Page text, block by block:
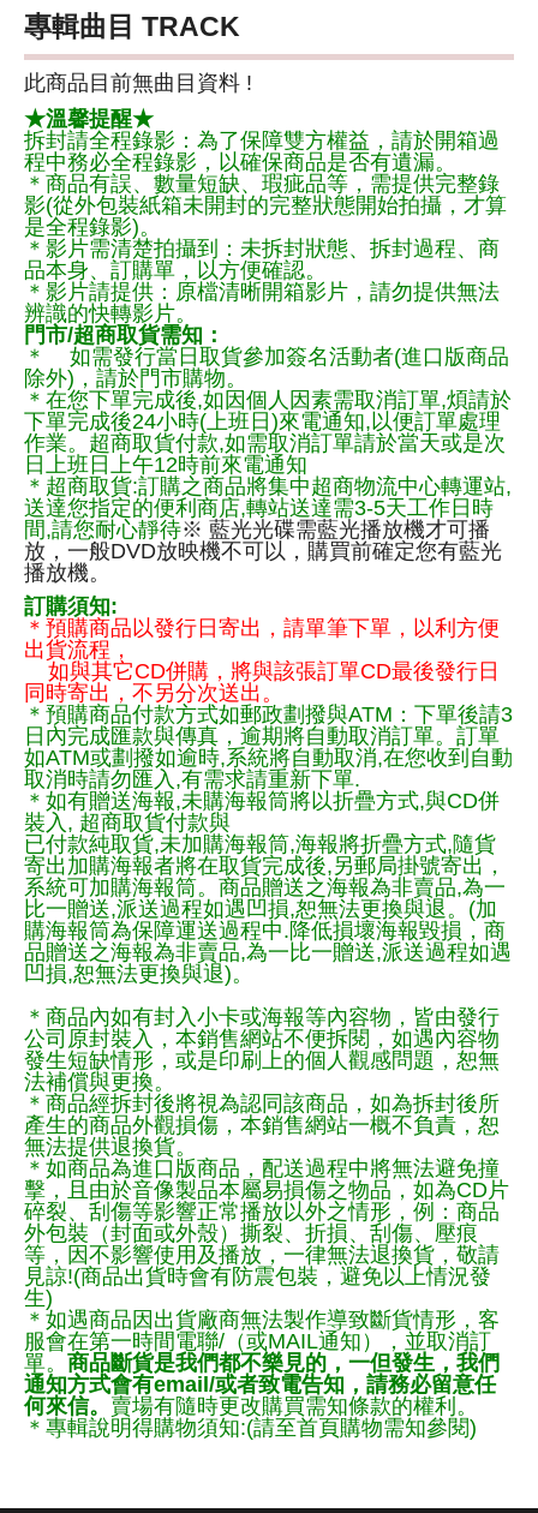
專輯曲目 TRACK
此商品目前無曲目資料 !
★溫馨提醒★
拆封請全程錄影：為了保障雙方權益，請於開箱過
程中務必全程錄影，以確保商品是否有遺漏。
＊商品有誤、數量短缺、瑕疵品等，需提供完整錄
影(從外包裝紙箱未開封的完整狀態開始拍攝，才算
是全程錄影)。
＊影片需清楚拍攝到：未拆封狀態、拆封過程、商
品本身、訂購單，以方便確認。
＊影片請提供：原檔清晰開箱影片，請勿提供無法
辨識的快轉影片。
門市/超商取貨需知：
＊ 如需發行當日取貨參加簽名活動者(進口版商品
除外)，請於門市購物。
＊在您下單完成後,如因個人因素需取消訂單,煩請於
下單完成後24小時(上班日)來電通知,以便訂單處理
作業。超商取貨付款,如需取消訂單請於當天或是次
日上班日上午12時前來電通知
＊超商取貨:訂購之商品將集中超商物流中心轉運站,
送達您指定的便利商店,轉站送達需3-5天工作日時
間,請您耐心靜待※ 藍光光碟需藍光播放機才可播
放，一般DVD放映機不可以，購買前確定您有藍光
播放機。
訂購須知:
＊預購商品以發行日寄出，請單筆下單，以利方便
出貨流程，
如與其它CD併購，將與該張訂單CD最後發行日
同時寄出，不另分次送出。
＊預購商品付款方式如郵政劃撥與ATM：下單後請3
日內完成匯款與傳真，逾期將自動取消訂單。訂單
如ATM或劃撥如逾時,系統將自動取消,在您收到自動
取消時請勿匯入,有需求請重新下單.
＊如有贈送海報,未購海報筒將以折疊方式,與CD併
裝入, 超商取貨付款與
已付款純取貨,未加購海報筒,海報將折疊方式,隨貨
寄出加購海報者將在取貨完成後,另郵局掛號寄出，
系統可加購海報筒。商品贈送之海報為非賣品,為一
比一贈送,派送過程如遇凹損,恕無法更換與退。(加
購海報筒為保障運送過程中.降低損壞海報毀損，商
品贈送之海報為非賣品,為一比一贈送,派送過程如遇
凹損,恕無法更換與退)。
＊商品內如有封入小卡或海報等內容物，皆由發行
公司原封裝入，本銷售網站不便拆閱，如遇內容物
發生短缺情形，或是印刷上的個人觀感問題，恕無
法補償與更換。
＊商品經拆封後將視為認同該商品，如為拆封後所
產生的商品外觀損傷，本銷售網站一概不負責，恕
無法提供退換貨。
＊如商品為進口版商品，配送過程中將無法避免撞
擊，且由於音像製品本屬易損傷之物品，如為CD片
碎裂、刮傷等影響正常播放以外之情形，例：商品
外包裝（封面或外殼）撕裂、折損、刮傷、壓痕
等，因不影響使用及播放，一律無法退換貨，敬請
見諒!(商品出貨時會有防震包裝，避免以上情況發
生)
＊如遇商品因出貨廠商無法製作導致斷貨情形，客
服會在第一時間電聯/（或MAIL通知），並取消訂
單。 商品斷貨是我們都不樂見的，一但發生，我們
通知方式會有email/或者致電告知，請務必留意任
何來信。 賣場有隨時更改購買需知條款的權利。
＊專輯說明得購物須知:(請至首頁購物需知參閱)